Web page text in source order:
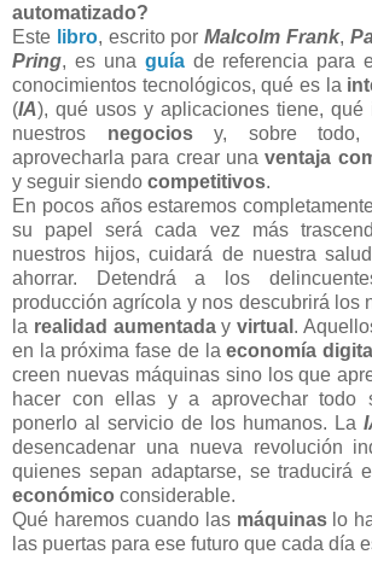
automatizado?
Este libro, escrito porMalcolm Frank,
Pring, es una guíade referencia para
conocimientos tecnológicos, qué es la
(IA), qué usos y aplicaciones tiene, qué
nuestros negociosy, sobre todo,
aprovecharla para crear unaventaja
y seguir siendo competitivos.
En pocos años estaremos
su papel será cada vez más
nuestros hijos, cuidará de nuestra
ahorrar. Detendrá a los
producción agrícola y nos descubrirá los
la realidad aumentaday virtual .
en la próxima fase de laeconomía digital
creen nuevas máquinas sino los que
hacer con ellas y a aprovechar todo
ponerlo al servicio de los humanos. La
desencadenar una nueva revolución
quienes sepan adaptarse, se traducirá
económico considerable.
Qué haremos cuando las máquinaslo
las puertas para ese futuro que cada día